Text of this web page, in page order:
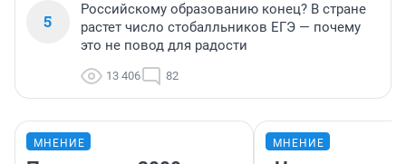
5
Российскому образованию конец? В стране
растет число стобалльников ЕГЭ — почему
это не повод для радости
13 406 82
МНЕНИЕ МНЕНИЕ